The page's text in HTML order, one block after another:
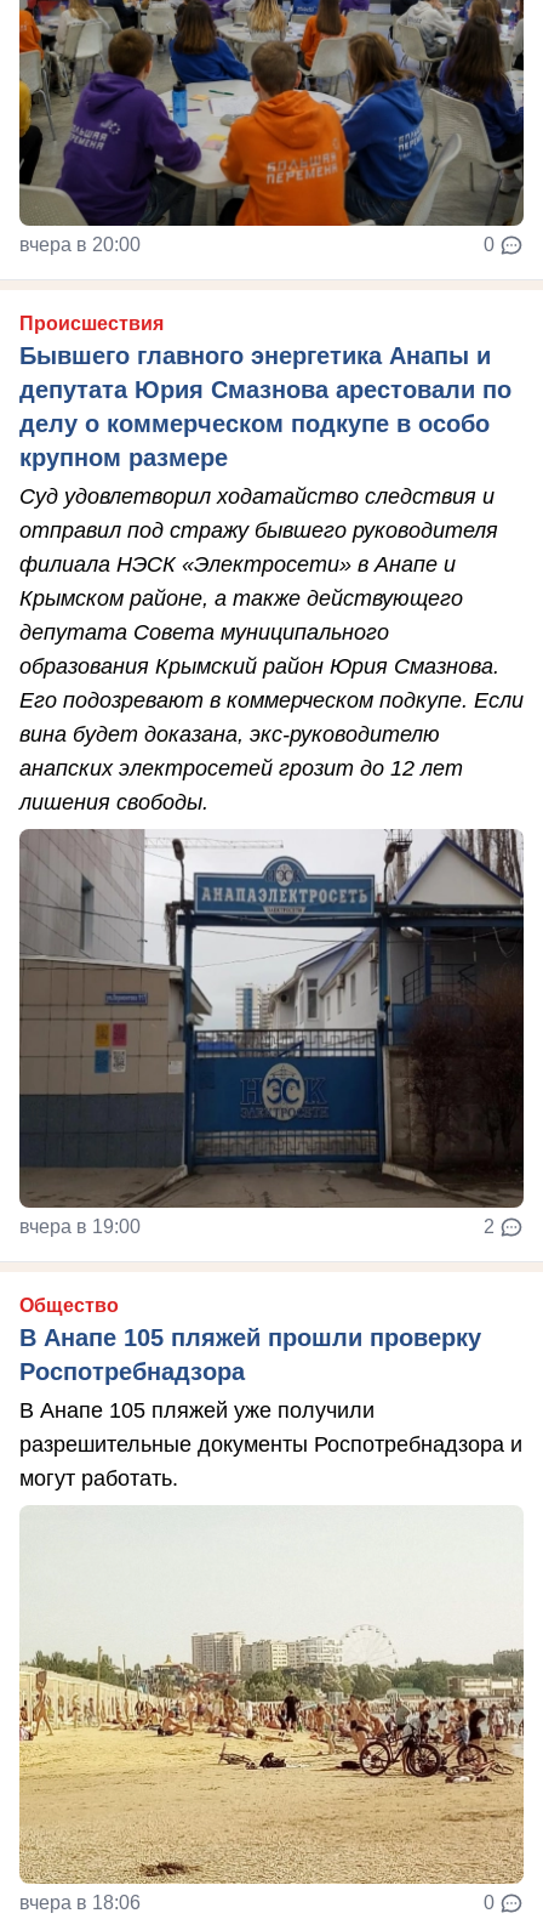
вчера в 20:00 0
Происшествия
Бывшего главного энергетика Анапы и
депутата Юрия Смазнова арестовали по
делу о коммерческом подкупе в особо
крупном размере
Суд удовлетворил ходатайство следствия и
отправил под стражу бывшего руководителя
филиала НЭСК «Электросети» в Анапе и
Крымском районе, а также действующего
депутата Совета муниципального
образования Крымский район Юрия Смазнова.
Его подозревают в коммерческом подкупе. Если
вина будет доказана, экс-руководителю
анапских электросетей грозит до 12 лет
лишения свободы.
вчера в 19:00 2
Общество
В Анапе 105 пляжей прошли проверку
Роспотребнадзора
В Анапе 105 пляжей уже получили
разрешительные документы Роспотребнадзора и
могут работать.
вчера в 18:06 0